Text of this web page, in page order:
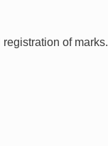
of marks.